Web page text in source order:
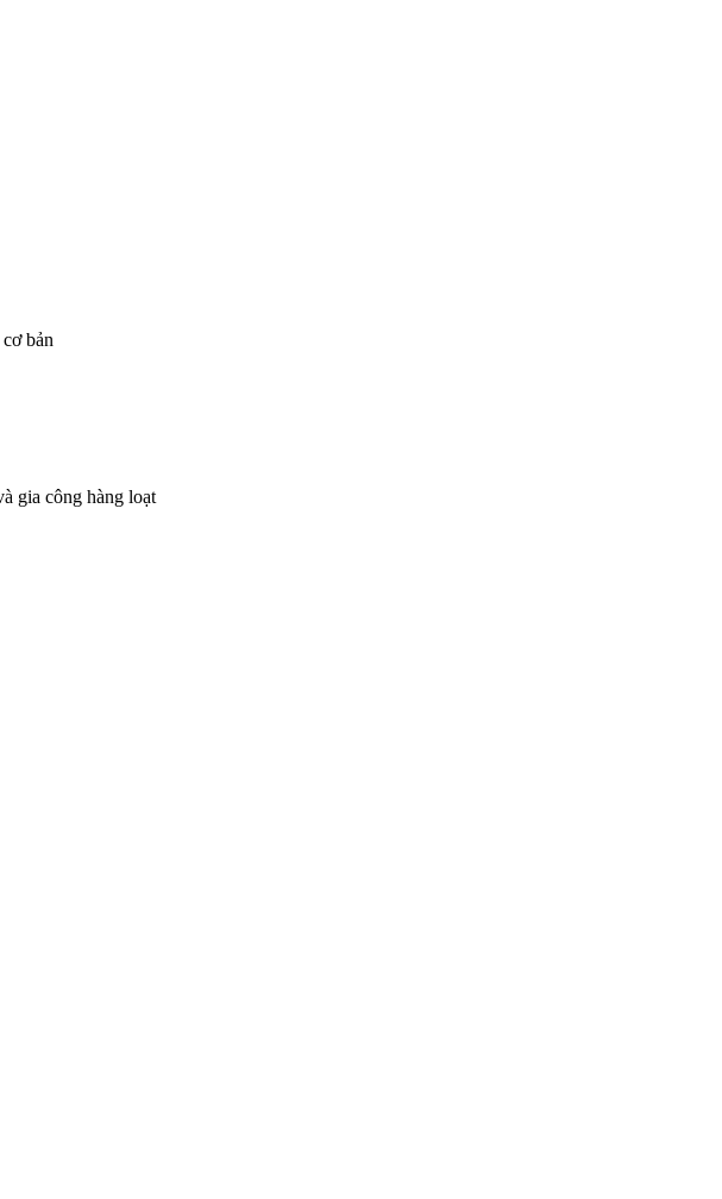
bản
gia công hàng loạt